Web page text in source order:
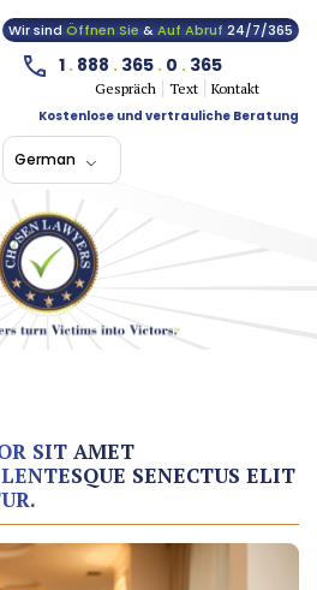
Wir sindÖffnen Sie&Auf Abruf24/7/365
1 . 888 . 365 . 0 . 365
Gespräch Text
Kontakt
Kostenlose und vertrauliche Beratung
German
SIT AMET
SENECTUS ELIT